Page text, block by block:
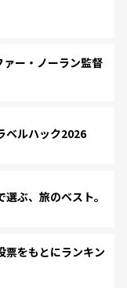
ー・ノーラン監督
ルハック2026
ぶ、旅のベスト。
をもとにランキン